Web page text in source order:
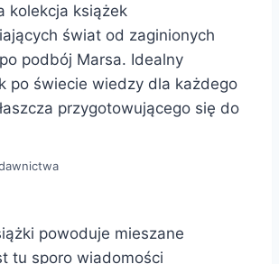
kolekcja książek
świat od zaginionych
podbój Marsa. Idealny
po świecie wiedzy dla każdego
przygotowującego się do
powoduje mieszane
tu sporo wiadomości